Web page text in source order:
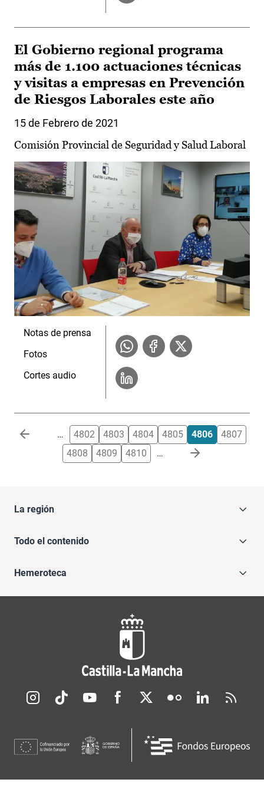
El Gobierno regional programa
más de 1.100 actuaciones técnicas
y visitas a empresas en Prevención
de Riesgos Laborales este año
15 de Febrero de 2021
Comisión Provincial de Seguridad y Salud Laboral
Notas de prensa
Fotos
Cortes audio
Paginación … 4802 4803 4804 4805 4806
4807
4808
4809 4810 …
La región
Todo el contenido
Hemeroteca
Redes sociales JCCM